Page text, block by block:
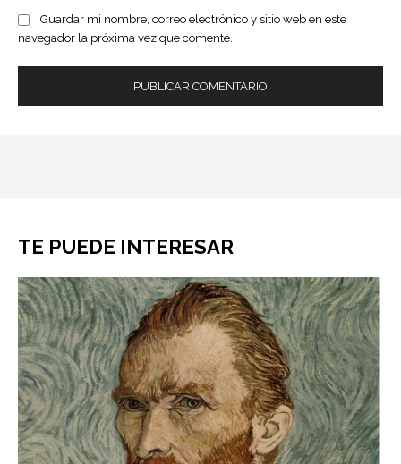
Guardar mi nombre, correo electrónico y sitio web en este
navegador la próxima vez que comente.
TE PUEDE INTERESAR